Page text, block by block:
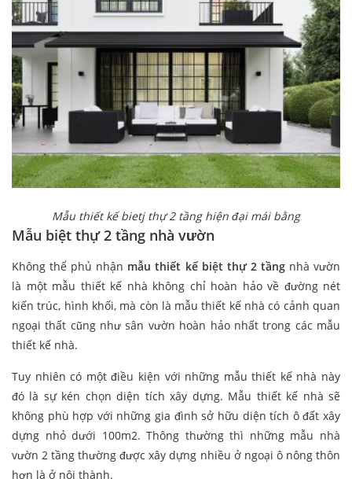
Mẫu thiết kế bietj thự 2 tầng hiện đại mái bằng
Mẫu biệt thự 2 tầng nhà vườn
Không thể phủ nhận mẫu thiết kế biệt thự 2 tầngnhà vườn
là một mẫu thiết kế nhà không chỉ hoàn hảo về đường nét
kiến trúc, hình khối, mà còn là mẫu thiết kế nhà có cảnh quan
ngoại thất cũng như sân vườn hoàn hảo nhất trong các mẫu
thiết kế nhà.
Tuy nhiên có một điều kiện với những mẫu thiết kế nhà này
đó là sự kén chọn diện tích xây dựng. Mẫu thiết kế nhà sẽ
không phù hợp với những gia đình sở hữu diện tích ô đất xây
dựng nhỏ dưới 100m2. Thông thường thì những mẫu nhà
vườn 2 tầng thường được xây dựng nhiều ở ngoại ô nông thôn
hơn là ở nội thành.